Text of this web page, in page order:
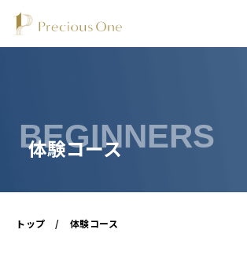
BEGINNERS
トップ / 体験コース